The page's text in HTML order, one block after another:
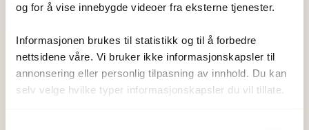
og for å vise innebygde videoer fra eksterne tjenester.
Informasjonen brukes til statistikk og til å forbedre
nettsidene våre. Vi bruker ikke informasjonskapsler til
annonsering eller personlig tilpasning av innhold. Du kan
selv velge hvilke typer informasjonskapsler du vil tillate.
PERQ: Foreldres emosjonelle reaksjoner